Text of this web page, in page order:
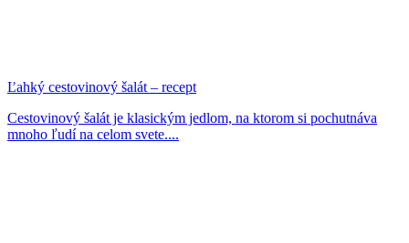
Ľahký cestovinový šalát – recept
Cestovinový šalát je klasickým jedlom, na ktorom si pochutnáva
mnoho ľudí na celom svete....